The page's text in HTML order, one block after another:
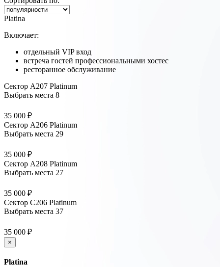
Platina
Включает:
отдельный VIP вход
встреча гостей профессиональными хостес
ресторанное обслуживание
Сектор А207 Platinum
Выбрать места 8
35 000 ₽
Сектор А206 Platinum
Выбрать места 29
35 000 ₽
Сектор А208 Platinum
Выбрать места 27
35 000 ₽
Сектор С206 Platinum
Выбрать места 37
35 000 ₽
×
Platina